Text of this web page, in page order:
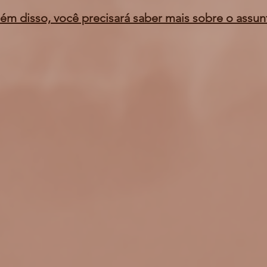
disso, você precisará saber mais sobre o